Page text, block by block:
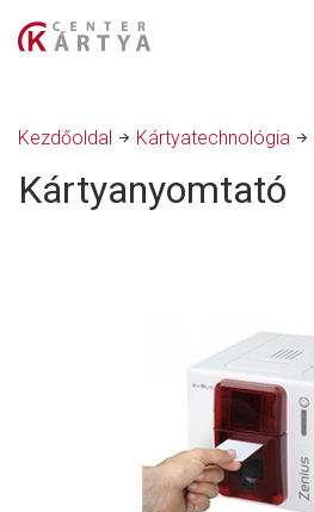
Kezdőoldal Kártyatechnológia
Kártyanyomtató